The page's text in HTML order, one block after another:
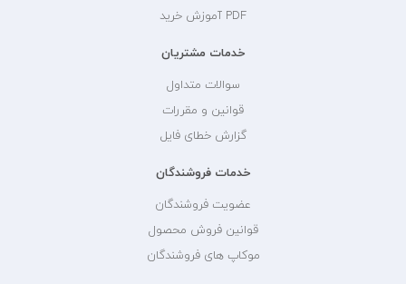
PDF آموزش خرید
خدمات مشتریان
سوالات متداول
قوانین و مقررات
گزارش خطای فایل
خدمات فروشندگان
عضویت فروشندگان
قوانین فروش محصول
موکاپ های فروشندگان